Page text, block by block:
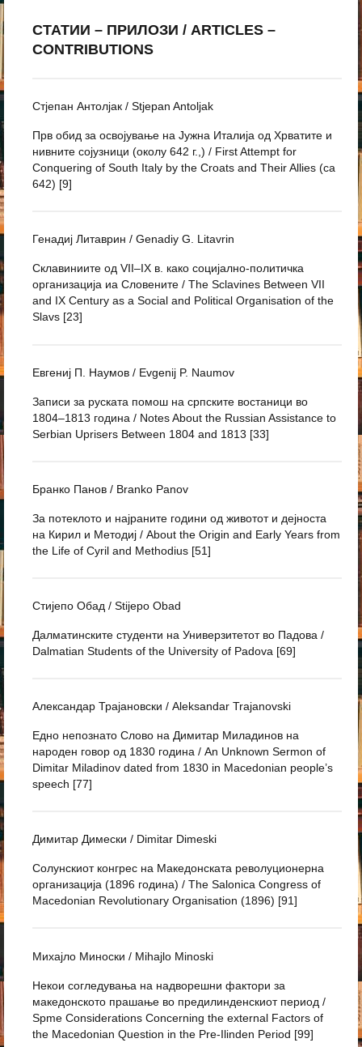
СТАТИИ – ПРИЛОЗИ / ARTICLES –
CONTRIBUTIONS
Стјепан Антолјак / Stjepan Antoljak
Прв обид за освојување на Јужна Италија од Хрватите и
нивните сојузници (околу 642 г.,) / First Attempt for
Conquering of South Italy by the Croats and Their Allies (ca
642) [9]
Генадиј Литаврин / Genadiy G. Litavrin
Склавиниите од VII–IX в. како социјално-политичка
организација иа Словените / The Sclavines Between VII
and IX Century as a Social and Political Organisation of the
Slavs [23]
Евгениј П. Наумов / Evgenij P. Naumov
Записи за руската помош на српските востаници во
1804–1813 година / Notes About the Russian Assistance to
Serbian Uprisers Between 1804 and 1813 [33]
Бранко Панов / Branko Panov
За потеклото и најраните години од животот и дејноста
на Кирил и Методиј / About the Origin and Early Years from
the Life of Cyril and Methodius [51]
Стијепо Обад / Stijepo Obad
Далматинските студенти на Универзитетот во Падова /
Dalmatian Students of the University of Padova [69]
Александар Трајановски / Aleksandar Trajanovski
Едно непознато Слово на Димитар Миладинов на
народен говор од 1830 година / An Unknown Sermon of
Dimitar Miladinov dated from 1830 in Macedonian people’s
speech [77]
Димитар Димески / Dimitar Dimeski
Солунскиот конгрес на Македонската револуционерна
организација (1896 година) / The Salonica Congress of
Macedonian Revolutionary Organisation (1896) [91]
Михајло Миноски / Mihajlo Minoski
Некои согледувања на надворешни фактори за
македонското прашање во предилинденскиот период /
Spme Considerations Concerning the external Factors of
the Macedonian Question in the Pre-Ilinden Period [99]